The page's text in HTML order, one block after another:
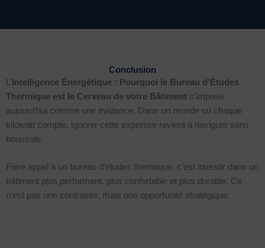
Conclusion
L’ Intelligence Énergétique : Pourquoi le Bureau d’Études
Thermique est le Cerveau de votre Bâtiment s’impose
aujourd’hui comme une évidence. Dans un monde où chaque
kilowatt compte, ignorer cette expertise revient à naviguer sans
boussole.
Faire appel à un bureau d’études thermique, c’est investir dans un
bâtiment plus performant, plus confortable et plus durable. Ce
n’est pas une contrainte, mais une opportunité stratégique.